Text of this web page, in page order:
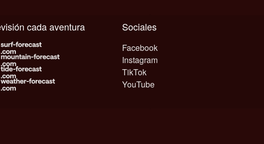
Sociales
Facebook
Instagram
TikTok
YouTube
cada aventura